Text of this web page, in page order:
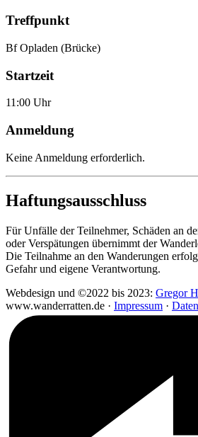
Treffpunkt
Bf Opladen (Brücke)
Startzeit
11:00 Uhr
Anmeldung
Keine Anmeldung erforderlich.
Haftungsausschluss
Für Unfälle der Teilnehmer, Schäden an
oder Verspätungen übernimmt der
Die Teilnahme an den Wanderungen
Gefahr und eigene Verantwortung.
Webdesign und ©2022 bis 2023: Gregor
www.wanderratten.de · Impressum ·